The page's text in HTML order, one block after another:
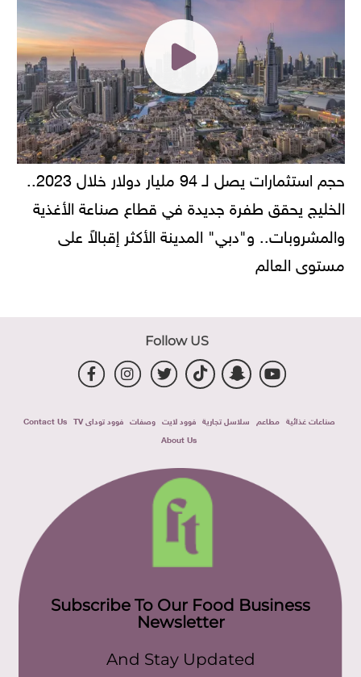
حجم استثمارات يصل لـ 94 مليار دولار خلال 2023..
الخليج يحقق طفرة جديدة في قطاع صناعة الأغذية
والمشروبات.. و"دبي" المدينة الأكثر إقبالاً على
مستوى العالم
Follow US
صناعات غذائية مطاعم سلاسل تجارية فوود لايت وصفات فوود توداى TV
Contact Us
About Us
Subscribe To Our Food Business
Newsletter
And Stay Updated